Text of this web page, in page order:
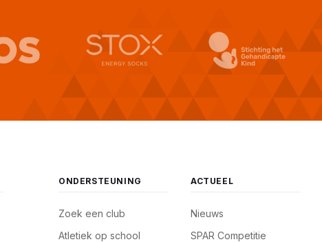
ONDERSTEUNING
Zoek een club
Atletiek op school
ACTUEEL
Nieuws
SPAR Competitie